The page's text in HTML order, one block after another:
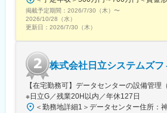
です。オープン&フラットな、風通し
キルや個性を生かして活躍しています。
ンクルーシブな職場環境です。
掲載予定期間： 2026/7/30（木） 〜
2026/10/28（水）
更新日： 2026/7/30（木）
株式会社日立システムズフ
【在宅勤務可】データセンターの設備管理
※日立G／残業20H以内／年休127日